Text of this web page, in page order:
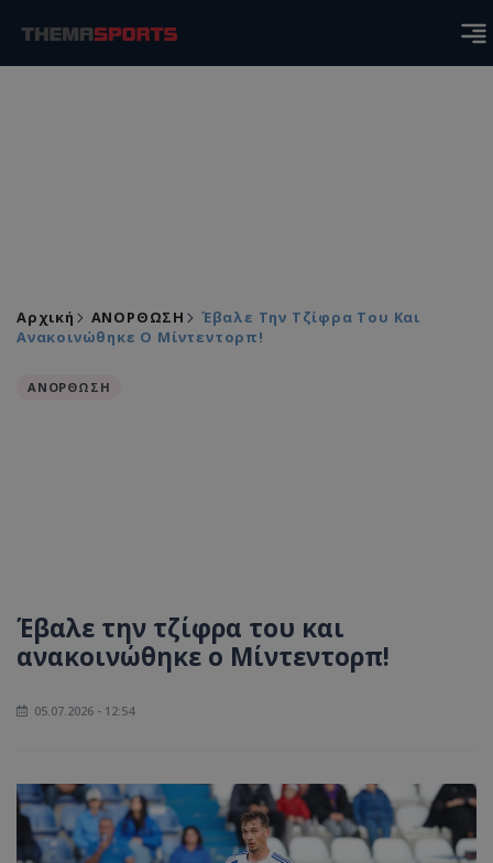
Αρχική ΑΝΟΡΘΩΣΗ
Έβαλε Την Τζίφρα Του Και
Ανακοινώθηκε Ο Μίντεντορπ!
ΑΝΟΡΘΩΣΗ
Έβαλε την τζίφρα του και
ανακοινώθηκε ο Μίντεντορπ!
05.07.2026 - 12:54